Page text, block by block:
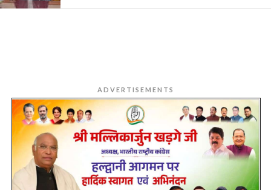
ADVERTISEMENTS